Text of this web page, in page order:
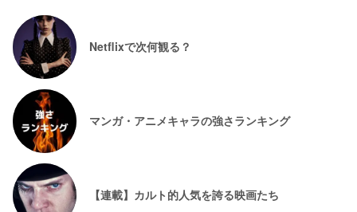
Netflixで次何観る？
マンガ・アニメキャラの強さランキング
【連載】カルト的人気を誇る映画たち